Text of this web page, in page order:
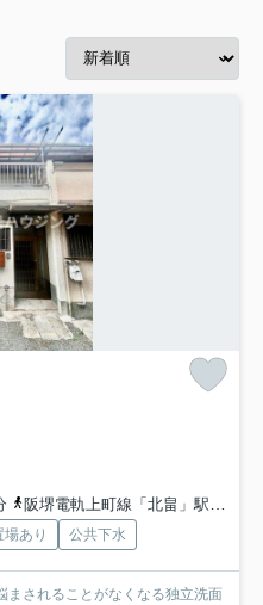
阪堺電軌上町線「北畠」駅 徒歩7分
あり 公共下水
まされることがなくなる独立洗面